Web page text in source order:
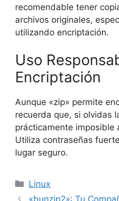
recomendable tener
archivos originales,
utilizando encriptación.
Uso
Encriptación
Aunque «zip» permite
recuerda que, si olvidas
prácticamente imposible
Utiliza contraseñas
lugar seguro.
Categorías
Linux
«bunzip2»: Tu